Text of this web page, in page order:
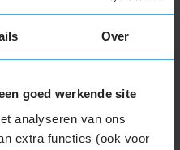
Over
goed werkende site
analyseren van ons
extra functies (ook voor
€ 217,00